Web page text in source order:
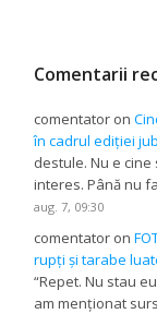
Comentarii
comentator on
în cadrul ediției
destule. Nu e
interes. Până nu
aug. 7, 09:30
comentator on
rupți și tarabe
“Repet. Nu stau
am menționat